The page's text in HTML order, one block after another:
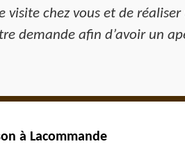
chez vous et de
demande afin d’avoir un
à Lacommande